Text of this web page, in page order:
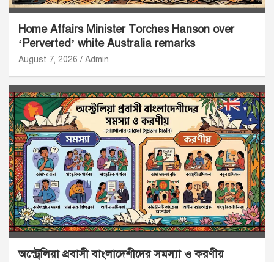
Home Affairs Minister Torches Hanson over
‘Perverted’ white Australia remarks
August 7, 2026 Admin
অস্ট্রেলিয়া প্রবাসী বাংলাদেশীদের সমস্যা ও করণীয়